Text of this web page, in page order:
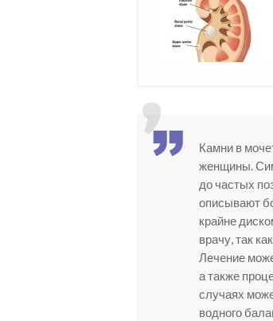
Камни в
женщины.
до частых
описывают
крайне
врачу, так
Лечение
а также
случаях
водного